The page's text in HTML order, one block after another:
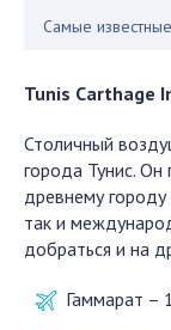
Самые
Tunis Carthage
Столичный
города Тунис. Он
древнему
так и
добраться и на
Гаммарат –